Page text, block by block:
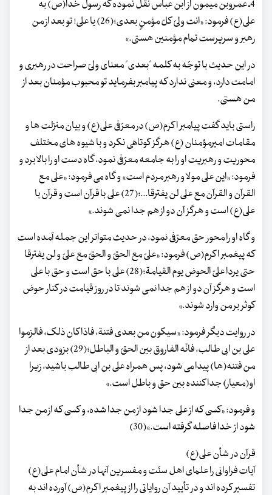
4ـ عمروبن میمون از ابن عباس نقل نموده که رسول خدا(ص) به
علی(ع) فرمود: «انت ولیّ کلّ مؤمنٍ بعدی؛(26) یا علی! تو بعد از من
رهبر و سرپرست تمام مؤمنین هستی.»
در این حدیث با توجّه به کلمه "بعدی" معنای ولیّ صراحت در رهبری و
امامت دارد، و معنی ندارد که پیامبر بفرماید تو محبوب مؤمنان بعد از
من هستی.
راستی باید گفت پیامبر اکرم(ص) در معرّفی علی(ع) و بیان منزلت ها و
مقامات امیرمؤمنان (ع) هرگز کوتاهی نکرد و با شیوه های مختلف
محوریت و رهبریت او را به جامعه معرّفی نمود، گاه دست او را بالا برد و
فرمود: «این علی مولا و رهبر مردم است» و گاه می فرمود: «علی مع
القرآن و القرآن مع علی لن یفترقا...؛(27) علی با قرآن است و قرآن با
علی(ع) است و هرگز آن دو از هم جدا نمی شوند.»
و گاه او را محور حق معرّفی نمود، در حدیث متواتر این جمله آمده است
که پیغمبر اکرم(ص) فرمود: «علیّ مع الحقّ و الحقّ مع علیّ و لن یفترقا
حتی یردا علیّ الحوض یوم القیامة؛(28) علی با حق است و حق با علی
است و هرگز آن دو از هم جدا نمی شوند تا در روز قیامت در کنار حوض
کوثر بر من وارد شوند.»
در روایت دیگر فرمود: «سیکون من بعدی فتنة، فاذا کان ذلک، فالزموا
علی بن ابی طالب، فانّه الفاروق بین الحقّ و الباطل؛(29) بزودی بعد از
من فتنه(ها) پیدا می شود، پس همراه علی بن ابی طالب باشید، زیرا
او(معیار) جدا کننده بین حق و باطل است.»
و فرمود: «کسی که از علی جدا شود از من جدا شده، و کسی که از من جدا
شود از خدا فاصله گرفته است.»(30)
قرآن در شأن علی(ع)
آیات فراوانی را علمای اهل سنّت و مفسرین آنها در شأن امام علی(ع)
تفسیر کرده اند و در تأیید آن روایاتی را از پیغمبر اکرم(ص) آورده اند به